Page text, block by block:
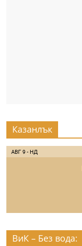
Казанлък
АВГ 9 - НД
ВиК – Без вода: